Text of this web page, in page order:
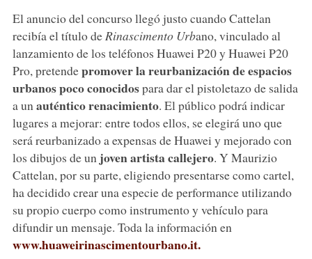
El anuncio del concurso llegó justo cuando Cattelan
recibía el título de Rinascimento Urbano, vinculado al
lanzamiento de los teléfonos Huawei P20 y Huawei P20
Pro, pretendepromover la reurbanización de espacios
urbanos poco conocidospara dar el pistoletazo de salida
a un auténtico renacimiento. El público podrá indicar
lugares a mejorar: entre todos ellos, se elegirá uno que
será reurbanizado a expensas de Huawei y mejorado con
los dibujos de un joven artista callejero. Y Maurizio
Cattelan, por su parte, eligiendo presentarse como cartel,
ha decidido crear una especie de performance utilizando
su propio cuerpo como instrumento y vehículo para
difundir un mensaje. Toda la información en
www.huaweirinascimentourbano.it.